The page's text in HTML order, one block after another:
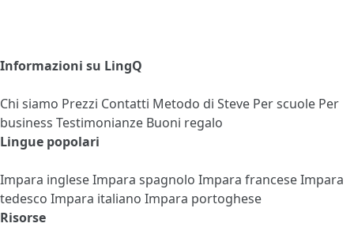
Informazioni su LingQ
Chi siamo Prezzi Contatti Metodo di Steve Per scuole Per
business Testimonianze Buoni regalo
Lingue popolari
Impara ingleseImpara spagnolo Impara franceseImpara
tedesco Impara italiano Impara portoghese
Risorse